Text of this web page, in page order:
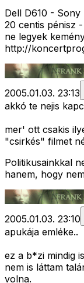
Dell D610 - Sony
20 centis pénisz
ne legyek
http://
2005.01.03. 23:13
akkó te nejis
mer' ott csakis
"csirkés" filmet
Politikusainkkal
hanem, hogy
2005.01.03. 23:10
apukája emléke..
ez a b*zi mindig
nem is láttam
volna.